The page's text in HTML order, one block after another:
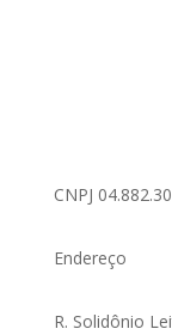
CNPJ
Endereço
R. Solidônio